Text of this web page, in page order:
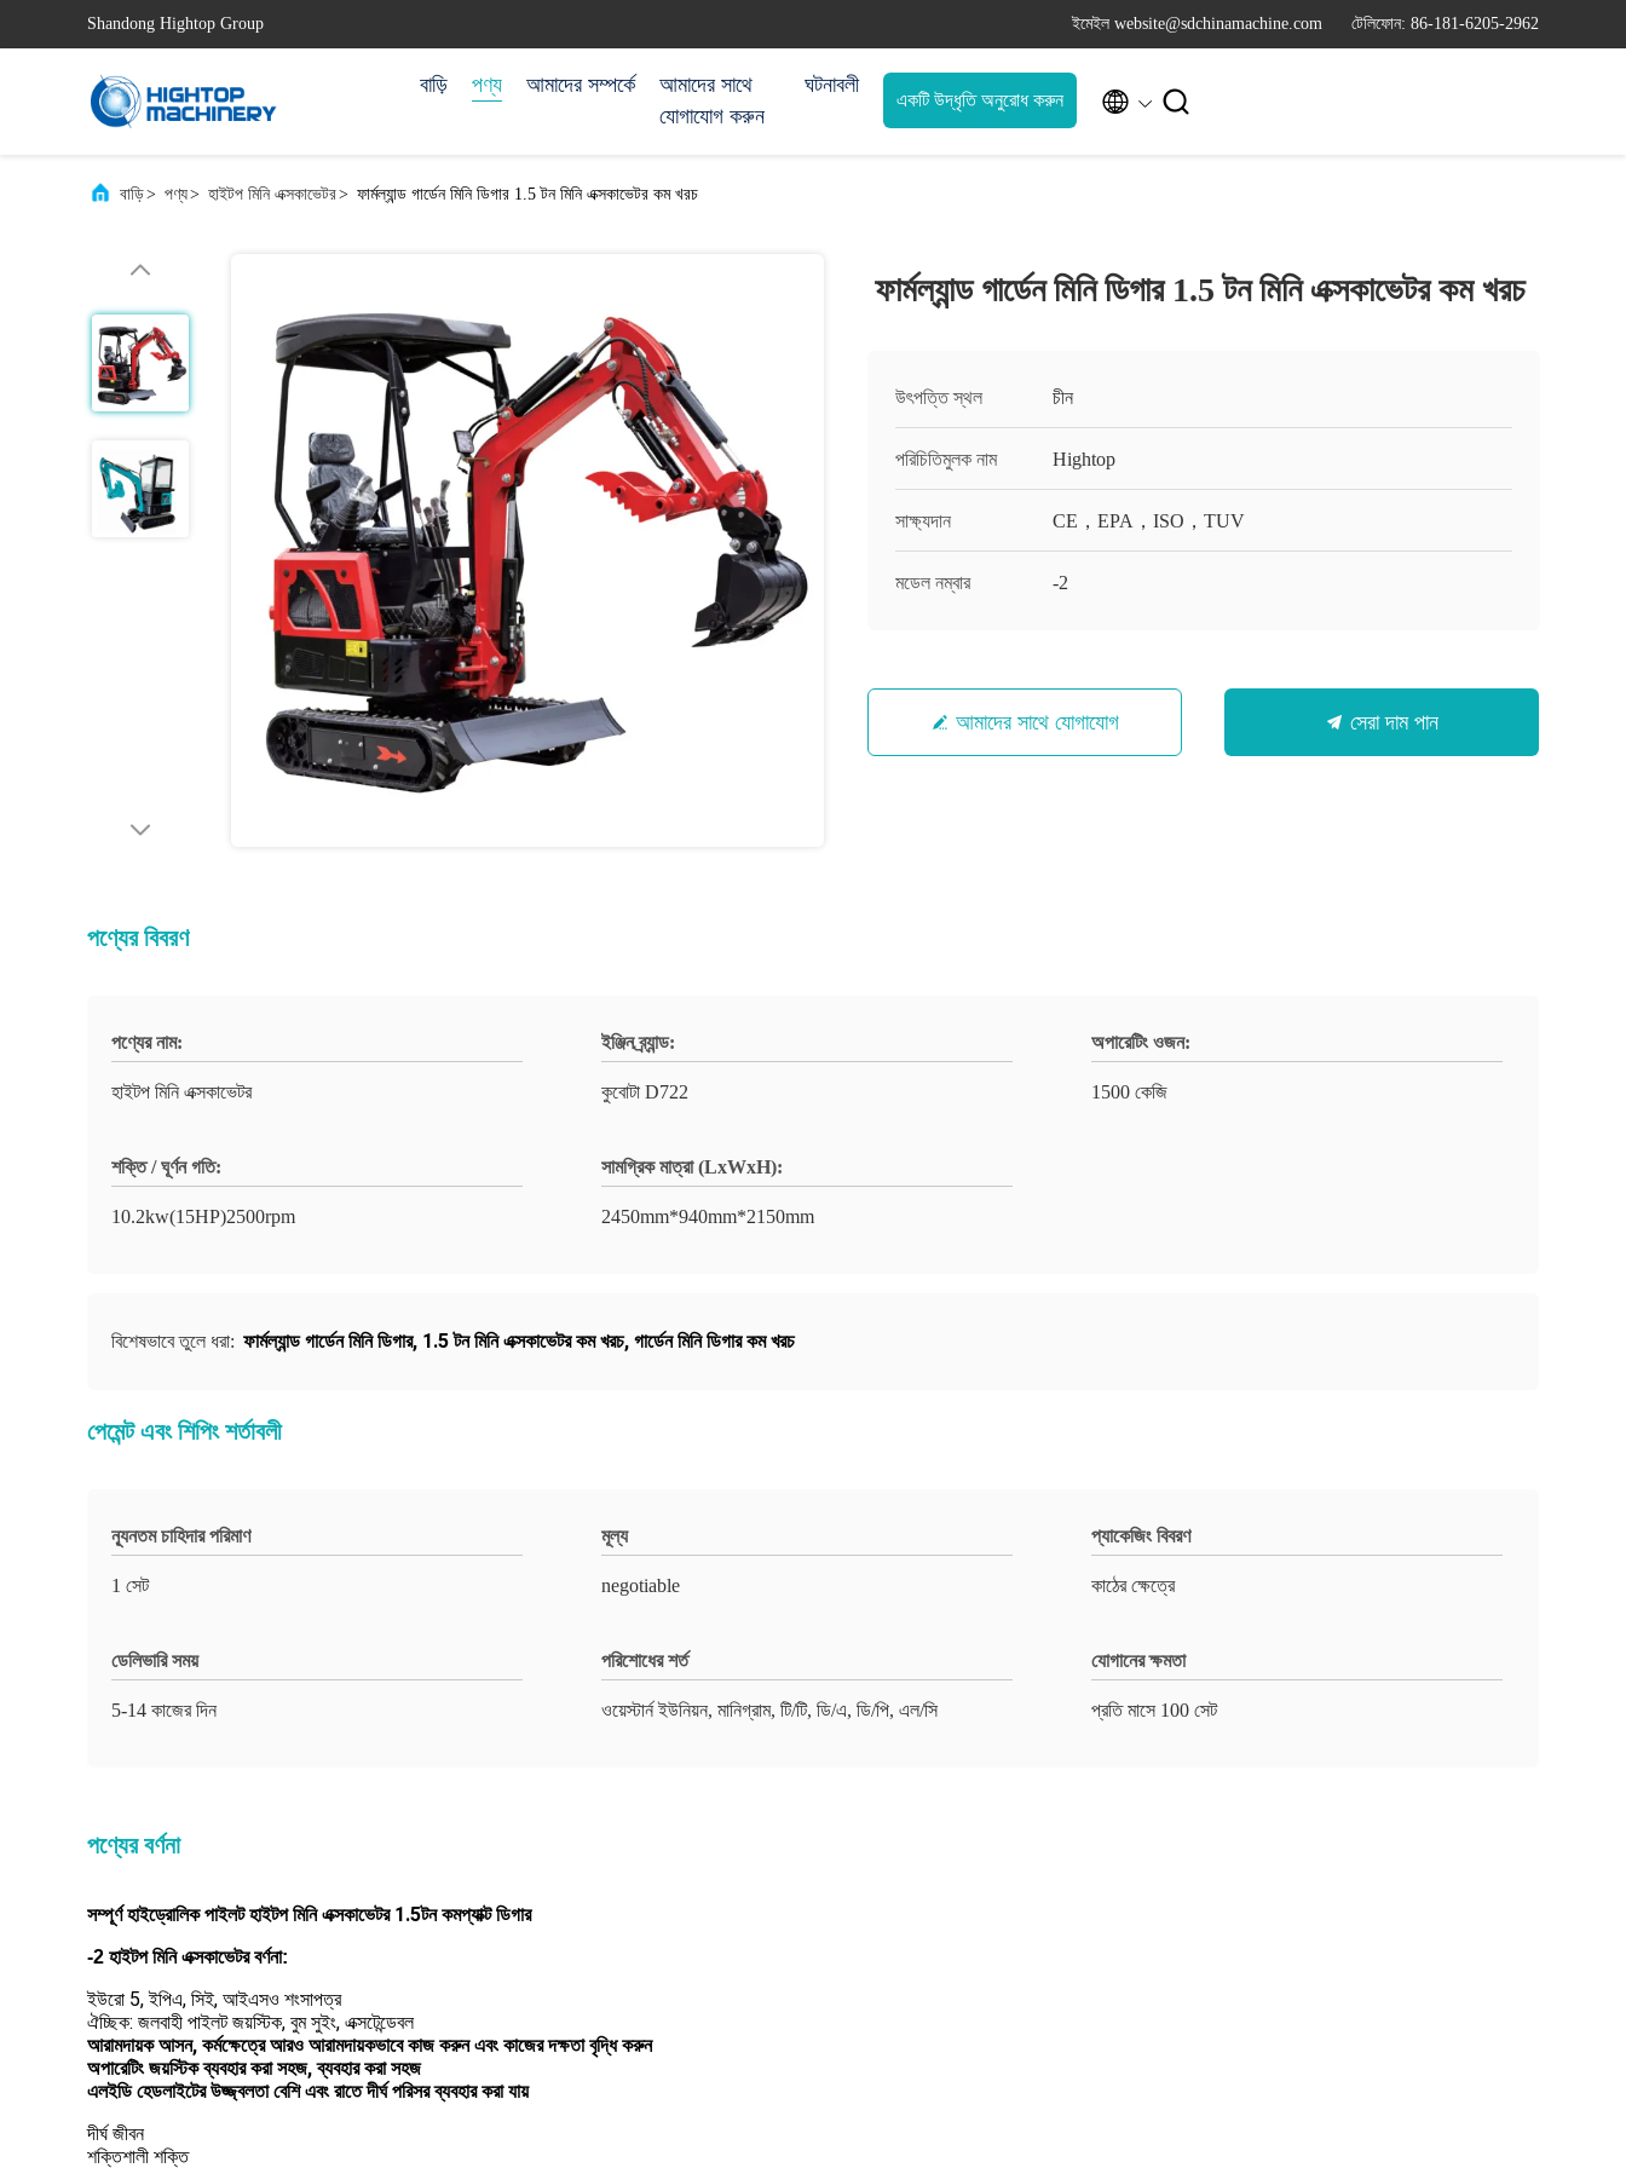
Shandong Hightop Group ইমেইল website@sdchinamachine.com টেলিফোন: 86-181-6205-2962
বাড়ি পণ্য আমাদের সম্পর্কে
আমাদের সাথে
যোগাযোগ করুন
ঘটনাবলী
একটি উদ্ধৃতি অনুরোধ করুন  
বাড়ি> পণ্য> হাইটপ মিনি এক্সকাভেটর> ফার্মল্যান্ড গার্ডেন মিনি ডিগার 1.5 টন মিনি এক্সকাভেটর কম খরচ
ফার্মল্যান্ড গার্ডেন মিনি ডিগার 1.5 টন মিনি এক্সকাভেটর কম খরচ
উৎপত্তি স্থল চীন
পরিচিতিমুলক নাম Hightop
সাক্ষ্যদান CE，EPA，ISO，TUV
মডেল নম্বার -2
আমাদের সাথে যোগাযোগ সেরা দাম পান
পণ্যের বিবরণ
পণ্যের নাম:
হাইটপ মিনি এক্সকাভেটর
ইঞ্জিন ব্র্যান্ড:
কুবোটা D722
অপারেটিং ওজন:
1500 কেজি
শক্তি / ঘূর্ণন গতি:
10.2kw(15HP)2500rpm
সামগ্রিক মাত্রা (LxWxH):
2450mm*940mm*2150mm
বিশেষভাবে তুলে ধরা: ফার্মল্যান্ড গার্ডেন মিনি ডিগার, 1.5 টন মিনি এক্সকাভেটর কম খরচ, গার্ডেন মিনি ডিগার কম খরচ
পেমেন্ট এবং শিপিং শর্তাবলী
ন্যূনতম চাহিদার পরিমাণ
1 সেট
মূল্য
negotiable
প্যাকেজিং বিবরণ
কাঠের ক্ষেত্রে
ডেলিভারি সময়
5-14 কাজের দিন
পরিশোধের শর্ত
ওয়েস্টার্ন ইউনিয়ন, মানিগ্রাম, টি/টি, ডি/এ, ডি/পি, এল/সি
যোগানের ক্ষমতা
প্রতি মাসে 100 সেট
পণ্যের বর্ণনা
সম্পূর্ণ হাইড্রোলিক পাইলট হাইটপ মিনি এক্সকাভেটর 1.5টন কমপ্যাক্ট ডিগার
-2 হাইটপ মিনি এক্সকাভেটর বর্ণনা:
ইউরো 5, ইপিএ, সিই, আইএসও শংসাপত্র
ঐচ্ছিক: জলবাহী পাইলট জয়স্টিক, বুম সুইং, এক্সটেন্ডেবল
আরামদায়ক আসন, কর্মক্ষেত্রে আরও আরামদায়কভাবে কাজ করুন এবং কাজের দক্ষতা বৃদ্ধি করুন
অপারেটিং জয়স্টিক ব্যবহার করা সহজ, ব্যবহার করা সহজ
এলইডি হেডলাইটের উজ্জ্বলতা বেশি এবং রাতে দীর্ঘ পরিসর ব্যবহার করা যায়
দীর্ঘ জীবন
শক্তিশালী শক্তি